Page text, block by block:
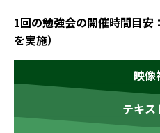
1回の勉強会の開催時間目安
を実施）
映像
テキス